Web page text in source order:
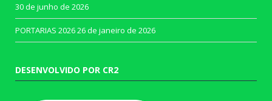
30 de junho de 2026
PORTARIAS 202626 de janeiro de 2026
DESENVOLVIDO POR CR2